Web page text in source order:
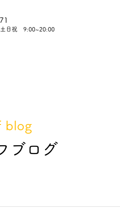
土日祝 9:00~20:00
ブログ
blog